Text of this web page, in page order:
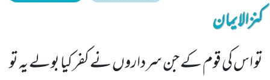
کنزالایمان
تو اس کی قوم کے جن سرداروں نے کفر کیا بولے یہ تو